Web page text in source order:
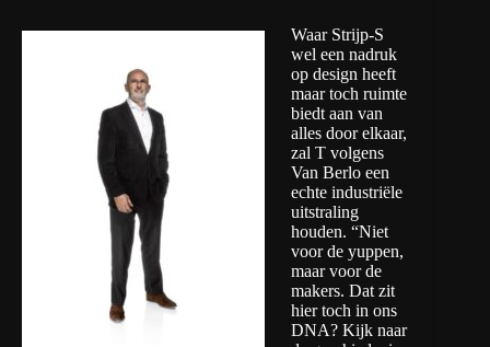
Waar Strijp-S
wel een nadruk
op design heeft
maar toch ruimte
biedt aan van
alles door elkaar,
zal T volgens
Van Berlo een
echte industriële
uitstraling
houden. “Niet
voor de yuppen,
maar voor de
makers. Dat zit
hier toch in ons
DNA? Kijk naar